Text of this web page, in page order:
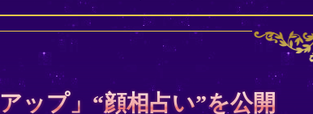
ップ」“顔相占い”を公開